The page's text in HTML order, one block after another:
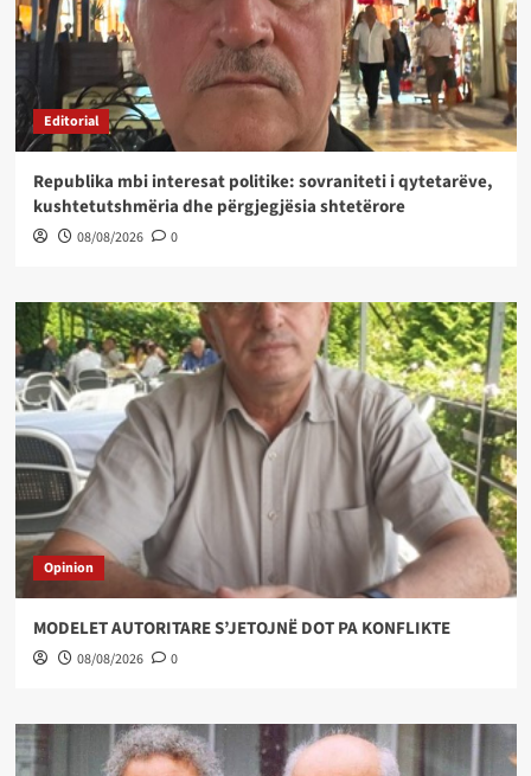
Editorial
Republika mbi interesat politike: sovraniteti i qytetarëve,
kushtetutshmëria dhe përgjegjësia shtetërore
08/08/2026 0
Opinion
MODELET AUTORITARE S’JETOJNË DOT PA KONFLIKTE
08/08/2026 0